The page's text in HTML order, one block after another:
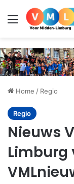
Menu
Home / Regio
Regio
Nieuws
Limburg